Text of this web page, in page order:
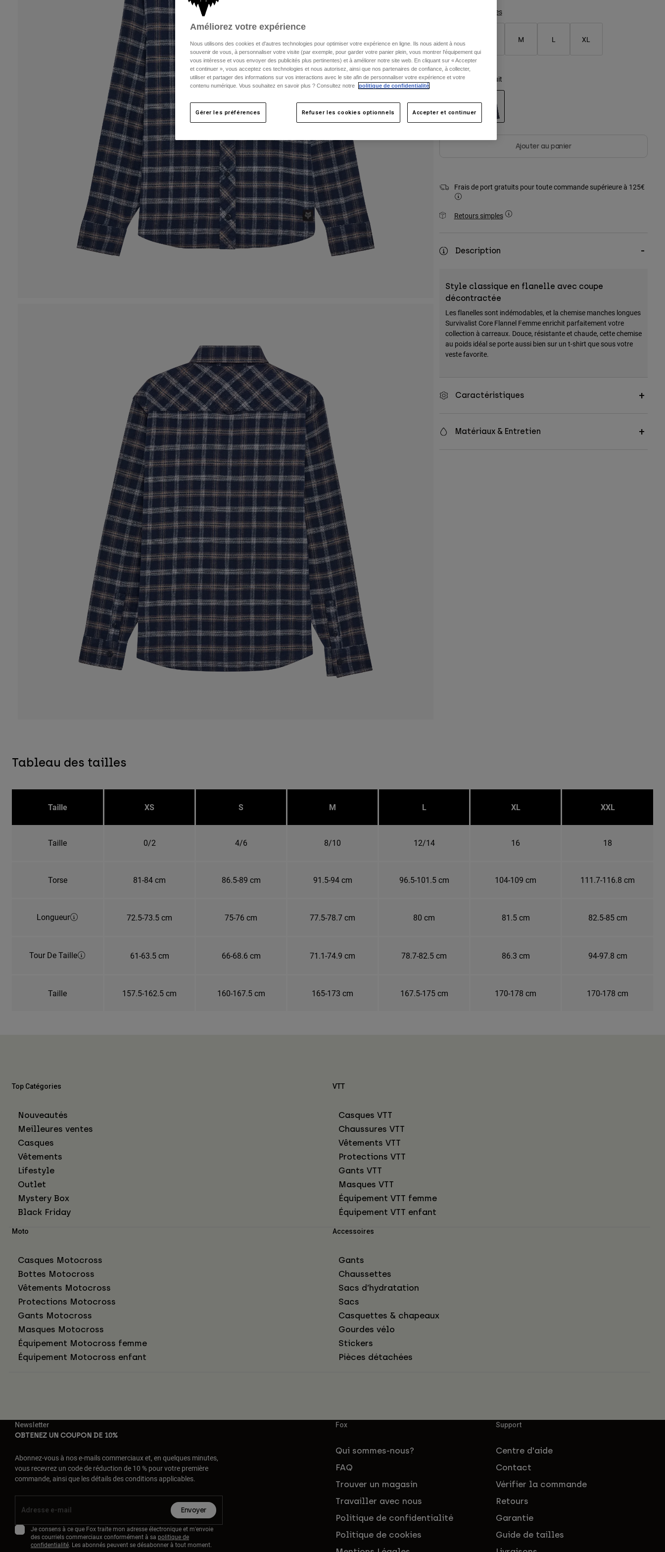
Tableau des tailles
M L XL
Couleur - Bleu minuit
Ajouter au panier
Frais de port gratuits pour toute commande supérieure à 125€
Retours simples
Description
Style classique en flanelle avec coupe
décontractée
Les flanelles sont indémodables, et la chemise manches longues
Survivalist Core Flannel Femme enrichit parfaitement votre
collection à carreaux. Douce, résistante et chaude, cette chemise
au poids idéal se porte aussi bien sur un t-shirt que sous votre
veste favorite.
Caractéristiques
Matériaux & Entretien
Tableau des tailles
Taille XS S M L XL XXL
Taille 0/2 4/6 8/10 12/14 16 18
Torse 81-84 cm 86.5-89 cm 91.5-94 cm 96.5-101.5 cm 104-109 cm 111.7-116.8 cm
Longueur 72.5-73.5 cm 75-76 cm 77.5-78.7 cm 80 cm 81.5 cm 82.5-85 cm
Tour De Taille 61-63.5 cm 66-68.6 cm 71.1-74.9 cm 78.7-82.5 cm 86.3 cm 94-97.8 cm
Taille 157.5-162.5 cm 160-167.5 cm 165-173 cm 167.5-175 cm 170-178 cm 170-178 cm
Top Catégories
Nouveautés
Meilleures ventes
Casques
Vêtements
Lifestyle
Outlet
Mystery Box
Black Friday
VTT
Casques VTT
Chaussures VTT
Vêtements VTT
Protections VTT
Gants VTT
Masques VTT
Équipement VTT femme
Équipement VTT enfant
Moto
Casques Motocross
Bottes Motocross
Vêtements Motocross
Protections Motocross
Gants Motocross
Masques Motocross
Équipement Motocross femme
Équipement Motocross enfant
Accessoires
Gants
Chaussettes
Sacs d’hydratation
Sacs
Casquettes & chapeaux
Gourdes vélo
Stickers
Pièces détachées
Newsletter
OBTENEZ UN COUPON DE 10%
Abonnez-vous à nos e-mails commerciaux et, en quelques minutes,
vous recevrez un code de réduction de 10 % pour votre première
commande, ainsi que les détails des conditions applicables.
Envoyer
Je consens à ce que Fox traite mon adresse électronique et m'envoie
des courriels commerciaux conformément à sa politique de
confidentialité. Les abonnés peuvent se désabonner à tout moment.
Fox
Qui sommes-nous?
FAQ
Trouver un magasin
Travailler avec nous
Politique de confidentialité
Politique de cookies
Support
Centre d'aide
Contact
Vérifier la commande
Retours
Garantie
Guide de tailles
Améliorez votre expérience
Nous utilisons des cookies et d'autres technologies pour optimiser votre expérience en ligne. Ils nous aident à nous
souvenir de vous, à personnaliser votre visite (par exemple, pour garder votre panier plein, vous montrer l'équipement qui
vous intéresse et vous envoyer des publicités plus pertinentes) et à améliorer notre site web. En cliquant sur « Accepter
et continuer », vous acceptez ces technologies et nous autorisez, ainsi que nos partenaires de confiance, à collecter,
utiliser et partager des informations sur vos interactions avec le site afin de personnaliser votre expérience et votre
contenu numérique. Vous souhaitez en savoir plus ? Consultez notre
politique de confidentialité.
Gérer les préférences Refuser les cookies optionnels Accepter et continuer